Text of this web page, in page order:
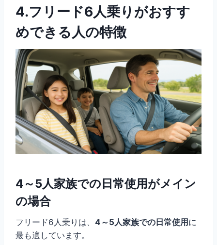
4.フリード6人乗りがおすす
めできる人の特徴
4～5人家族での日常使用がメイン
の場合
フリード6人乗りは、 4～5人家族での日常使用 に
最も適しています。